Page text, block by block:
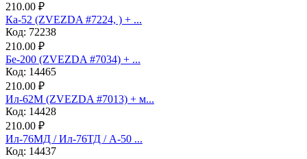
210.00 ₽
Ка-52 (ZVEZDA #7224, ) + ...
Код: 72238
210.00 ₽
Бе-200 (ZVEZDA #7034) + ...
Код: 14465
210.00 ₽
Ил-62М (ZVEZDA #7013) + м...
Код: 14428
210.00 ₽
Ил-76МД / Ил-76ТД / А-50 ...
Код: 14437